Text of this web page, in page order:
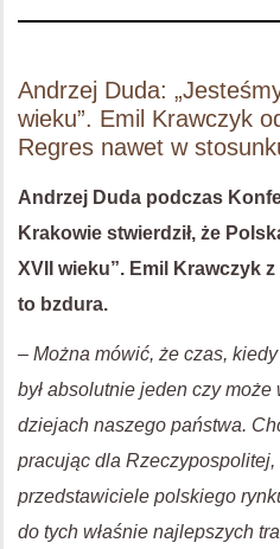
Andrzej Duda:
wieku”. Emil Krawczyk
Regres nawet w
Andrzej Duda podczas
Krakowie stwierdził, że
XVII wieku”. Emil Krawczyk
to bzdura.
– Można mówić, że czas,
był absolutnie jeden czy
dziejach naszego państwa.
pracując dla Rzeczypospolitej,
przedstawiciele polskiego
do tych właśnie najlepszych